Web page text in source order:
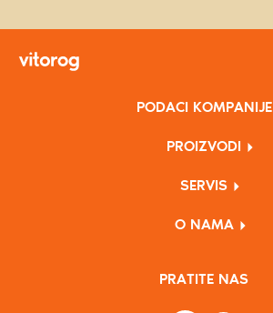
PODACI KOMPANIJE
PROIZVODI
SERVIS
O NAMA
PRATITE NAS